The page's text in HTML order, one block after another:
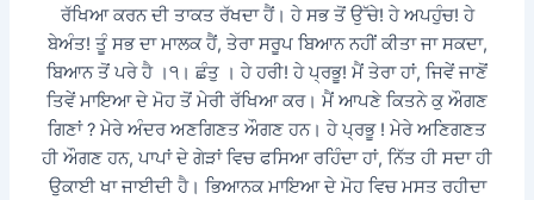
ਰੱਖਿਆ ਕਰਨ ਦੀ ਤਾਕਤ ਰੱਖਦਾ ਹੈਂ। ਹੇ ਸਭ ਤੋਂ ਉੱਚੇ! ਹੇ ਅਪਹੁੰਚ! ਹੇ
ਬੇਅੰਤ! ਤੂੰ ਸਭ ਦਾ ਮਾਲਕ ਹੈਂ, ਤੇਰਾ ਸਰੂਪ ਬਿਆਨ ਨਹੀਂ ਕੀਤਾ ਜਾ ਸਕਦਾ,
ਬਿਆਨ ਤੋਂ ਪਰੇ ਹੈ ।੧। ਛੰਤੁ । ਹੇ ਹਰੀ! ਹੇ ਪ੍ਰਭੂ! ਮੈਂ ਤੇਰਾ ਹਾਂ, ਜਿਵੇਂ ਜਾਣੋਂ
ਤਿਵੇਂ ਮਾਇਆ ਦੇ ਮੋਹ ਤੋਂ ਮੇਰੀ ਰੱਖਿਆ ਕਰ। ਮੈਂ ਆਪਣੇ ਕਿਤਨੇ ਕੁ ਔਗਣ
ਗਿਣਾਂ ? ਮੇਰੇ ਅੰਦਰ ਅਣਗਿਣਤ ਔਗਣ ਹਨ। ਹੇ ਪ੍ਰਭੂ ! ਮੇਰੇ ਅਣਿਗਣਤ
ਹੀ ਔਗਣ ਹਨ, ਪਾਪਾਂ ਦੇ ਗੇੜਾਂ ਵਿਚ ਫਸਿਆ ਰਹਿੰਦਾ ਹਾਂ, ਨਿੱਤ ਹੀ ਸਦਾ ਹੀ
ਉਕਾਈ ਖਾ ਜਾਈਦੀ ਹੈ। ਭਿਆਨਕ ਮਾਇਆ ਦੇ ਮੋਹ ਵਿਚ ਮਸਤ ਰਹੀਦਾ